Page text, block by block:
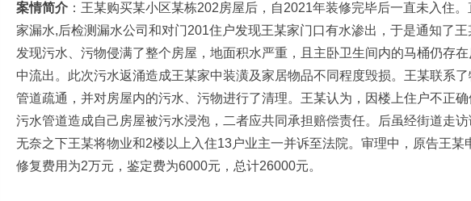
案情简介 ：王某购买某小区某栋202房屋后，自2021年装修完毕后一直未入住
家漏水,后检测漏水公司和对门201住户发现王某家门口有水渗出，于是通知了王
发现污水、污物侵满了整个房屋，地面积水严重，且主卧卫生间内的马桶仍存
中流出。此次污水返涌造成王某家中装潢及家居物品不同程度毁损。王某联系
管道疏通，并对房屋内的污水、污物进行了清理。王某认为，因楼上住户不正
污水管道造成自己房屋被污水浸泡，二者应共同承担赔偿责任。后虽经街道走访
无奈之下王某将物业和2楼以上入住13户业主一并诉至法院。审理中，原告王某
修复费用为2万元，鉴定费为6000元，总计26000元。